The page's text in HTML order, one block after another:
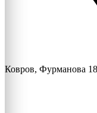
Ковров, Фурманова 18